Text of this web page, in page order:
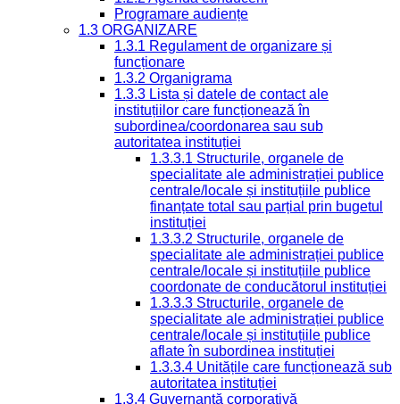
Programare audiențe
1.3 ORGANIZARE
1.3.1 Regulament de organizare și
funcționare
1.3.2 Organigrama
1.3.3 Lista și datele de contact ale
instituțiilor care funcționează în
subordinea/coordonarea sau sub
autoritatea instituției
1.3.3.1 Structurile, organele de
specialitate ale administrației publice
centrale/locale și instituțiile publice
finanțate total sau parțial prin bugetul
instituției
1.3.3.2 Structurile, organele de
specialitate ale administrației publice
centrale/locale și instituțiile publice
coordonate de conducătorul instituției
1.3.3.3 Structurile, organele de
specialitate ale administrației publice
centrale/locale și instituțiile publice
aflate în subordinea instituției
1.3.3.4 Unitățile care funcționează sub
autoritatea instituției
1.3.4 Guvernanță corporativă